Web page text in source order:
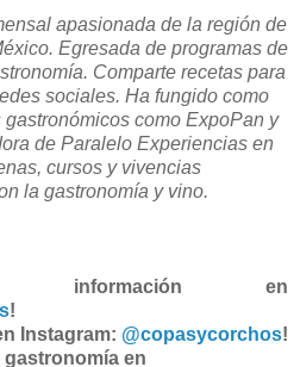
apasionada de la región de
Egresada de programas de
Comparte recetas para
sociales. Ha fungido como
como ExpoPan y
de Paralelo Experiencias en
cursos y vivencias
la gastronomía y vino.
información en
!
Instagram: @copasycorchos!
gastronomía en